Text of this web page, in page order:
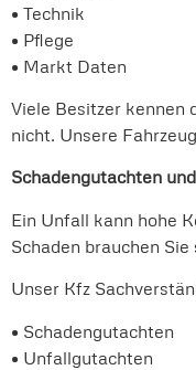
• Technik
• Pflege
• Markt Daten
Viele Besitzer kennen
nicht. Unsere
Schadengutachten
Ein Unfall kann hohe
Schaden brauchen
Unser Kfz
• Schadengutachten
• Unfallgutachten